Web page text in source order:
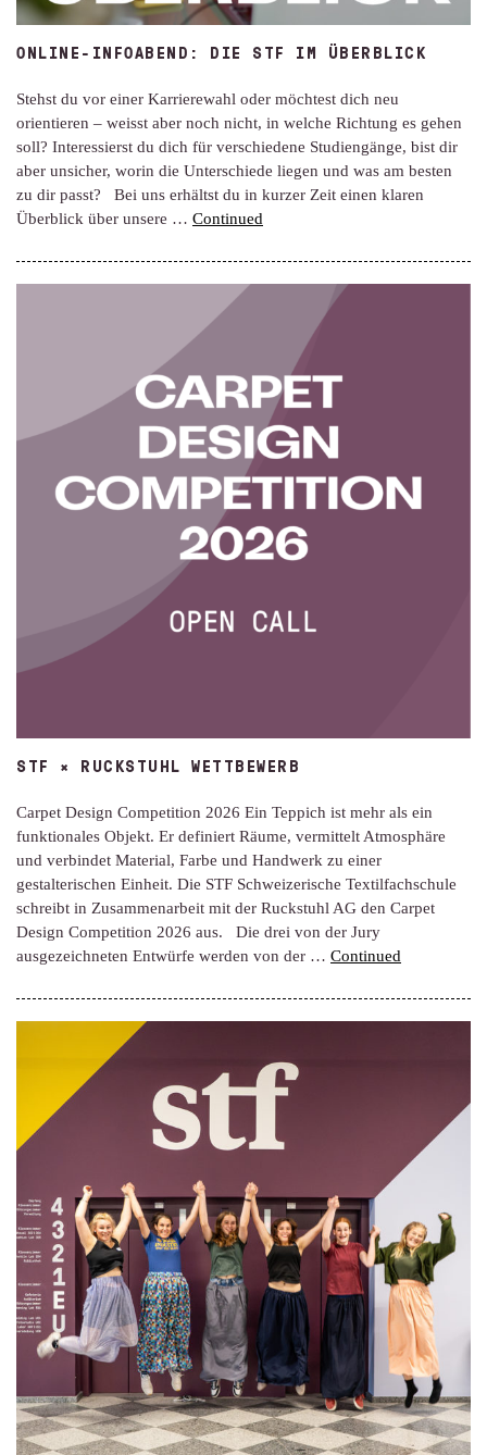
ONLINE-INFOABEND: DIE STF IM ÜBERBLICK
Stehst du vor einer Karrierewahl oder möchtest dich neu
orientieren – weisst aber noch nicht, in welche Richtung es gehen
soll? Interessierst du dich für verschiedene Studiengänge, bist dir
aber unsicher, worin die Unterschiede liegen und was am besten
zu dir passt? Bei uns erhältst du in kurzer Zeit einen klaren
Überblick über unsere … Continued
STF × RUCKSTUHL WETTBEWERB
Carpet Design Competition 2026 Ein Teppich ist mehr als ein
funktionales Objekt. Er definiert Räume, vermittelt Atmosphäre
und verbindet Material, Farbe und Handwerk zu einer
gestalterischen Einheit. Die STF Schweizerische Textilfachschule
schreibt in Zusammenarbeit mit der Ruckstuhl AG den Carpet
Design Competition 2026 aus. Die drei von der Jury
ausgezeichneten Entwürfe werden von der … Continued